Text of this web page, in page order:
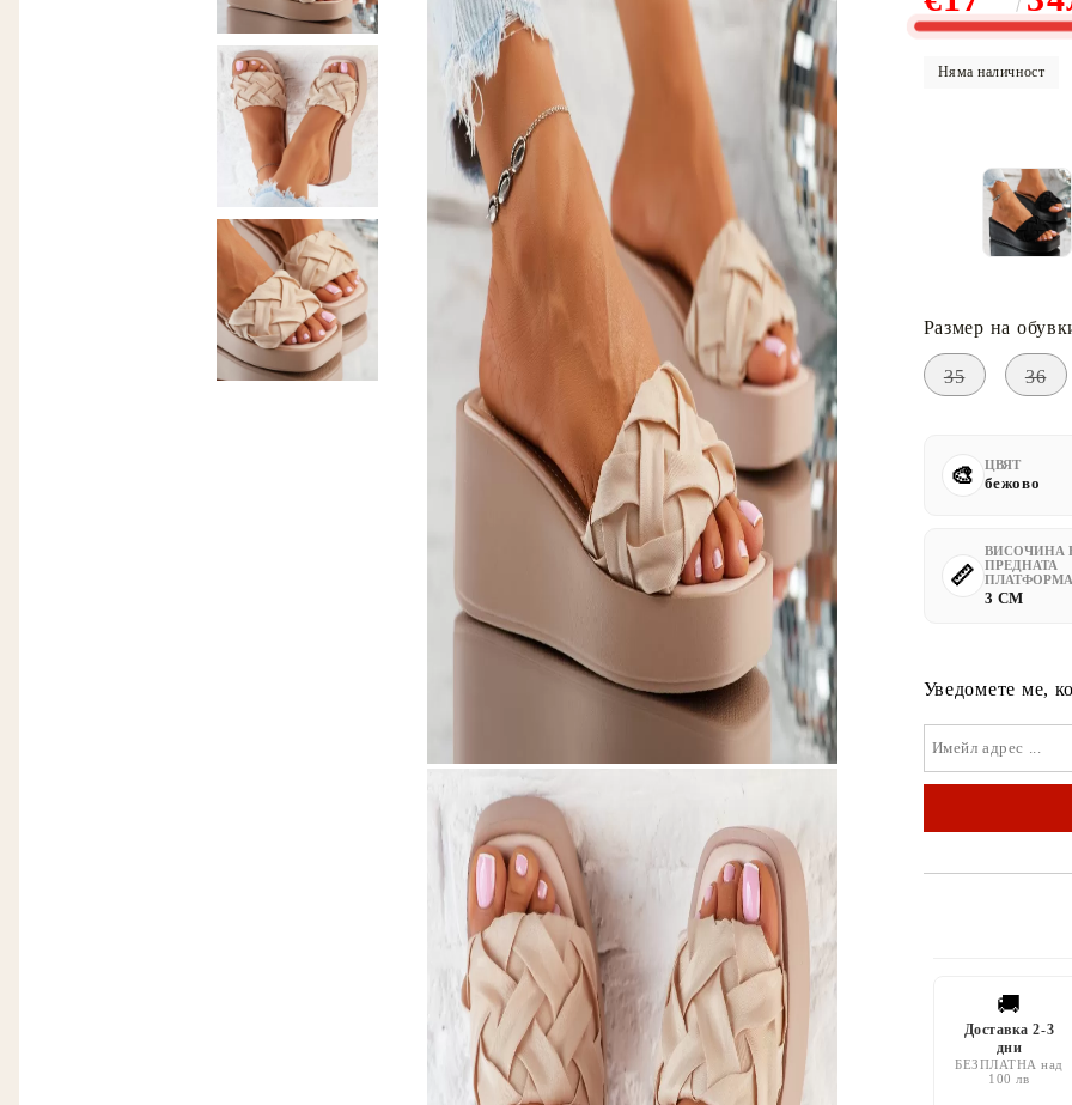
Няма наличност
Размер на
35 36
ЦВЯТ
бежово
ВИСОЧИНА
ПРЕДНАТА
ПЛАТФОРМА
3 CM
Уведомете ме,
🚚
Доставка 2-3
дни
БЕЗПЛАТНА над
100 лв